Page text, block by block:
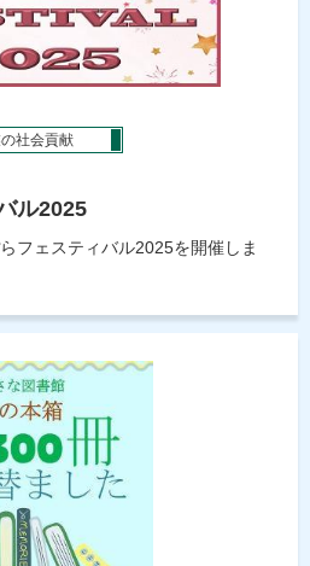
社会貢献
ル2025
フェスティバル2025を開催しま